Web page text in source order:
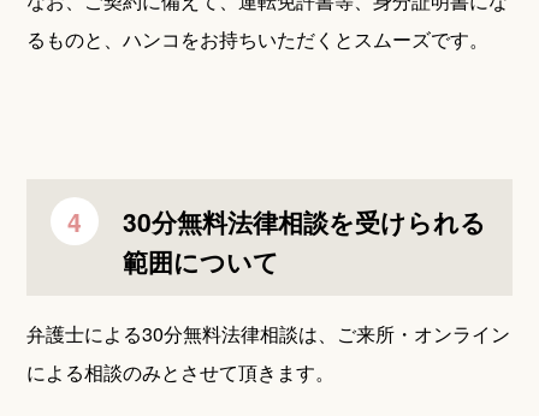
るものと、ハンコをお持ちいただくとスムーズです。
30分無料法律相談を受けられる
範囲について
弁護士による30分無料法律相談は、ご来所・オンライン
による相談のみとさせて頂きます。